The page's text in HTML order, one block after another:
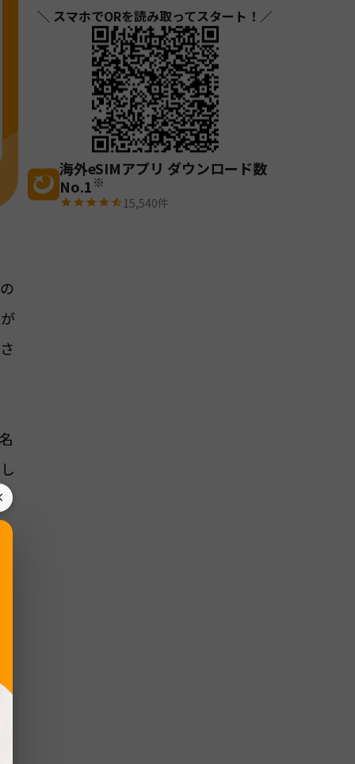
＼ スマホでQRを読み取ってスタート！／
海外eSIMアプリ ダウンロード数
No.1※
15,540件